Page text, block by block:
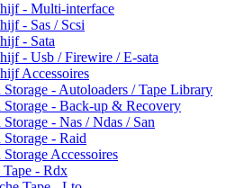
- Multi-interface
- Sas / Scsi
- Sata
- Usb / Firewire / E-sata
Accessoires
- Autoloaders / Tape Library
Storage - Back-up & Recovery
- Nas / Ndas / San
- Raid
Accessoires
- Rdx